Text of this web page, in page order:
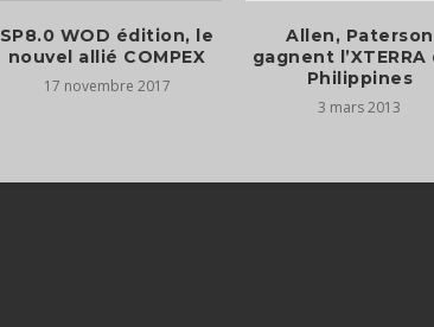
SP8.0 WOD édition, le
nouvel allié COMPEX
17 novembre 2017
Allen, Paterson
gagnent l’XTERRA
Philippines
3 mars 2013